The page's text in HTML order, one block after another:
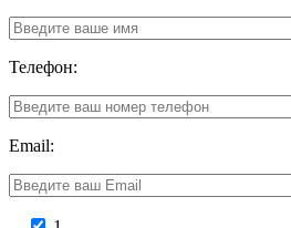
Телефон:
Email: